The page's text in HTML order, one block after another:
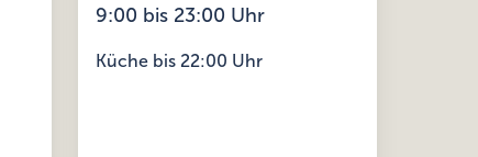
9:00 bis 23:00 Uhr
Küche bis 22:00 Uhr